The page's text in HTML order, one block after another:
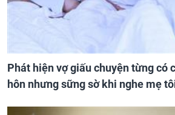
Phát hiện vợ giấu chuyện từng có
hôn nhưng sững sờ khi nghe mẹ